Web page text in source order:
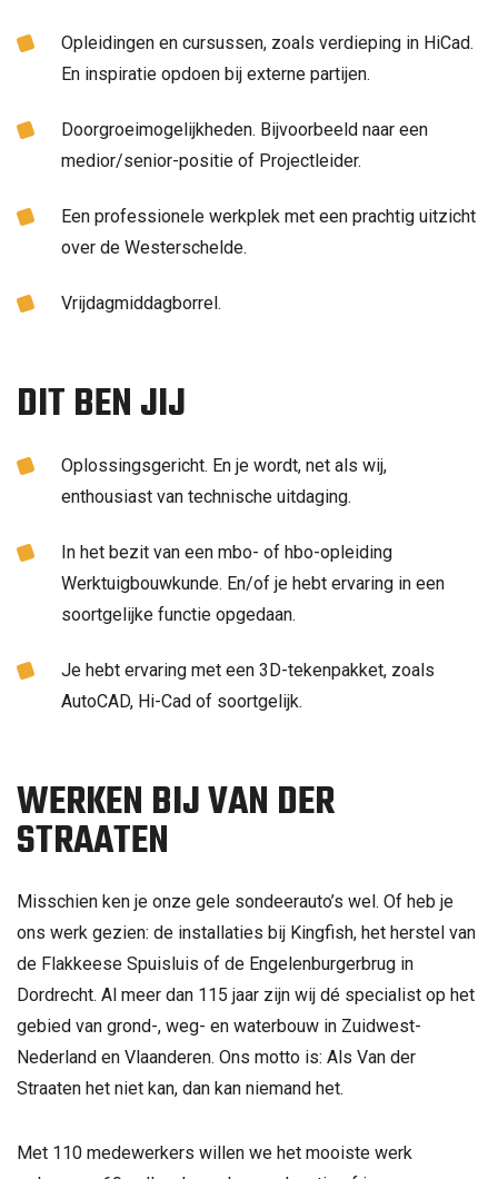
Opleidingen en cursussen, zoals verdieping in HiCad.
En inspiratie opdoen bij externe partijen.
Doorgroeimogelijkheden. Bijvoorbeeld naar een
medior/senior-positie of Projectleider.
Een professionele werkplek met een prachtig uitzicht
over de Westerschelde.
Vrijdagmiddagborrel.
DIT BEN JIJ
Oplossingsgericht. En je wordt, net als wij,
enthousiast van technische uitdaging.
In het bezit van een mbo- of hbo-opleiding
Werktuigbouwkunde. En/of je hebt ervaring in een
soortgelijke functie opgedaan.
Je hebt ervaring met een 3D-tekenpakket, zoals
AutoCAD, Hi-Cad of soortgelijk.
WERKEN BIJ VAN DER
STRAATEN
Misschien ken je onze gele sondeerauto’s wel. Of heb je
ons werk gezien: de installaties bij Kingfish, het herstel van
de Flakkeese Spuisluis of de Engelenburgerbrug in
Dordrecht. Al meer dan 115 jaar zijn wij dé specialist op het
gebied van grond-, weg- en waterbouw in Zuidwest-
Nederland en Vlaanderen. Ons motto is: Als Van der
Straaten het niet kan, dan kan niemand het.
Met 110 medewerkers willen we het mooiste werk